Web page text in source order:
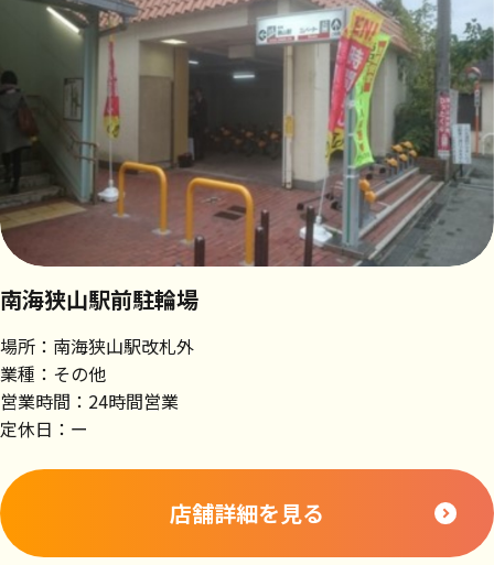
南海狭山駅前駐輪場
場所：南海狭山駅改札外
業種：その他
営業時間：24時間営業
定休日：ー
店舗詳細を見る